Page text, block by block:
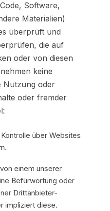
Software,
Materialien)
überprüft und
die auf
oder von diesen
keine
Nutzung oder
oder fremder
über Websites
einem unserer
Befürwortung oder
Drittanbieter-
impliziert diese.